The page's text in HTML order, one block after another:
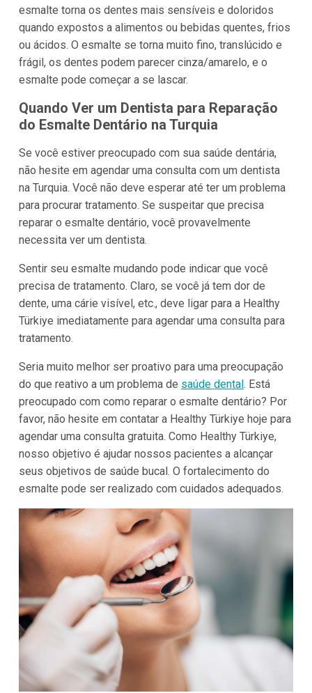
esmalte torna os dentes mais sensíveis e doloridos
quando expostos a alimentos ou bebidas quentes, frios
ou ácidos. O esmalte se torna muito fino, translúcido e
frágil, os dentes podem parecer cinza/amarelo, e o
esmalte pode começar a se lascar.
Quando Ver um Dentista para Reparação
do Esmalte Dentário na Turquia
Se você estiver preocupado com sua saúde dentária,
não hesite em agendar uma consulta com um dentista
na Turquia. Você não deve esperar até ter um problema
para procurar tratamento. Se suspeitar que precisa
reparar o esmalte dentário, você provavelmente
necessita ver um dentista.
Sentir seu esmalte mudando pode indicar que você
precisa de tratamento. Claro, se você já tem dor de
dente, uma cárie visível, etc., deve ligar para a Healthy
Türkiye imediatamente para agendar uma consulta para
tratamento.
Seria muito melhor ser proativo para uma preocupação
do que reativo a um problema de saúde dental. Está
preocupado com como reparar o esmalte dentário? Por
favor, não hesite em contatar a Healthy Türkiye hoje para
agendar uma consulta gratuita. Como Healthy Türkiye,
nosso objetivo é ajudar nossos pacientes a alcançar
seus objetivos de saúde bucal. O fortalecimento do
esmalte pode ser realizado com cuidados adequados.